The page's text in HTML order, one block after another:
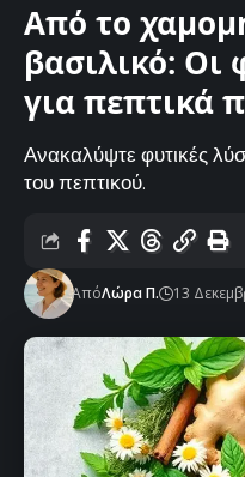
Από το
βασιλικό: Οι
για πεπτικά
Ανακαλύψτε φυτικές
του πεπτικού.
ΑπόΛώρα Π. 13